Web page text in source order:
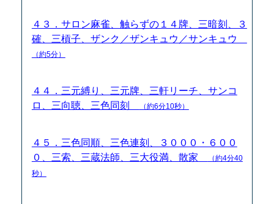
４３．サロン麻雀、触らずの１４牌、三暗刻、３
確、三槓子、ザンク／ザンキュウ／サンキュウ
（約5分）
４４．三元縛り、三元牌、三軒リーチ、サンコ
ロ、三向聴、三色同刻
（約6分10秒）
４５．三色同順、三色連刻、３０００・６００
０、三索、三蔵法師、三大役満、散家
（約4分40
秒）